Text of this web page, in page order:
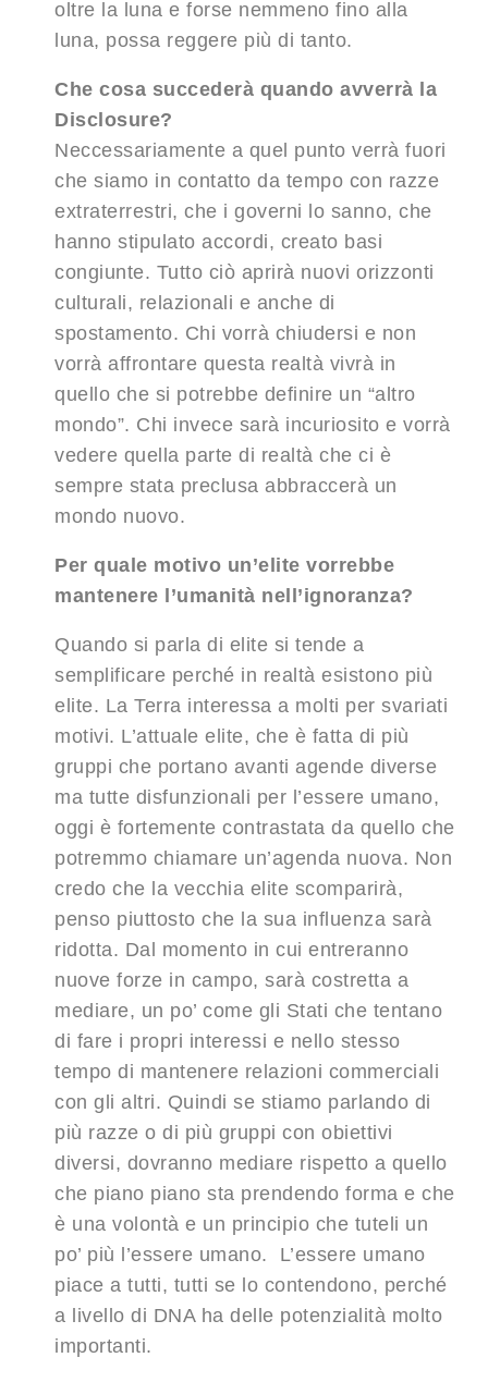
oltre la luna e forse nemmeno fino alla
luna, possa reggere più di tanto.
Che cosa succederà quando avverrà la
Disclosure?
Neccessariamente a quel punto verrà fuori
che siamo in contatto da tempo con razze
extraterrestri, che i governi lo sanno, che
hanno stipulato accordi, creato basi
congiunte. Tutto ciò aprirà nuovi orizzonti
culturali, relazionali e anche di
spostamento. Chi vorrà chiudersi e non
vorrà affrontare questa realtà vivrà in
quello che si potrebbe definire un “altro
mondo”. Chi invece sarà incuriosito e vorrà
vedere quella parte di realtà che ci è
sempre stata preclusa abbraccerà un
mondo nuovo.
Per quale motivo un’elite vorrebbe
mantenere l’umanità nell’ignoranza?
Quando si parla di elite si tende a
semplificare perché in realtà esistono più
elite. La Terra interessa a molti per svariati
motivi. L’attuale elite, che è fatta di più
gruppi che portano avanti agende diverse
ma tutte disfunzionali per l’essere umano,
oggi è fortemente contrastata da quello che
potremmo chiamare un’agenda nuova. Non
credo che la vecchia elite scomparirà,
penso piuttosto che la sua influenza sarà
ridotta. Dal momento in cui entreranno
nuove forze in campo, sarà costretta a
mediare, un po’ come gli Stati che tentano
di fare i propri interessi e nello stesso
tempo di mantenere relazioni commerciali
con gli altri. Quindi se stiamo parlando di
più razze o di più gruppi con obiettivi
diversi, dovranno mediare rispetto a quello
che piano piano sta prendendo forma e che
è una volontà e un principio che tuteli un
po’ più l’essere umano. L’essere umano
piace a tutti, tutti se lo contendono, perché
a livello di DNA ha delle potenzialità molto
importanti.